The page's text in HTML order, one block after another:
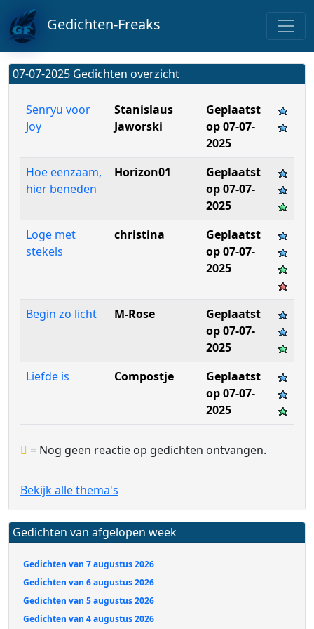
Gedichten-Freaks
07-07-2025 Gedichten overzicht
Senryu voor
Joy
Stanislaus
Jaworski
Geplaatst
op 07-07-
2025
Hoe eenzaam,
hier beneden
Horizon01
Geplaatst
op 07-07-
2025
Loge met
stekels
christina
Geplaatst
op 07-07-
2025
Begin zo licht M-Rose
Geplaatst
op 07-07-
2025
Liefde is
Compostje
Geplaatst
op 07-07-
2025
= Nog geen reactie op gedichten ontvangen.
Bekijk alle thema's
Gedichten van afgelopen week
Gedichten van 7 augustus 2026
Gedichten van 6 augustus 2026
Gedichten van 5 augustus 2026
Gedichten van 4 augustus 2026